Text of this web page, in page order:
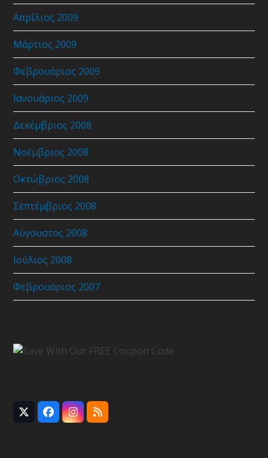
Απρίλιος 2009
Μάρτιος 2009
Φεβρουάριος 2009
Ιανουάριος 2009
Δεκέμβριος 2008
Νοέμβριος 2008
Οκτώβριος 2008
Σεπτέμβριος 2008
Αύγουστος 2008
Ιούλιος 2008
Φεβρουάριος 2007
Twitter
(deprecated)
Facebook
Instagram
RSS